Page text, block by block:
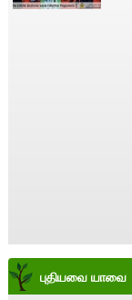
புதியவை யாவை